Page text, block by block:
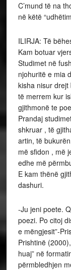
C’mund të na
në këtë
ILIRJA: Të
Kam botuar
Studimet në
njohuritë e mia
kisha nisur
të merrem kur
gjithmonë te
Prandaj
shkruar , të
artin, të
më sfidon , më
edhe më
E kam thënë
dashuri.
-Ju jeni poete.
poezi. Po citoj
e mëngjesit”-
Prishtinë
huaj” në
përmbledhjen